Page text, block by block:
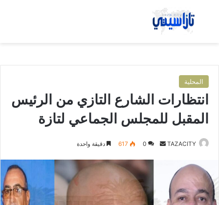
بحث عن
المحلية
انتظارات الشارع التازي من الرئيس
المقبل للمجلس الجماعي لتازة
TAZACITY
0
617 دقيقة واحدة